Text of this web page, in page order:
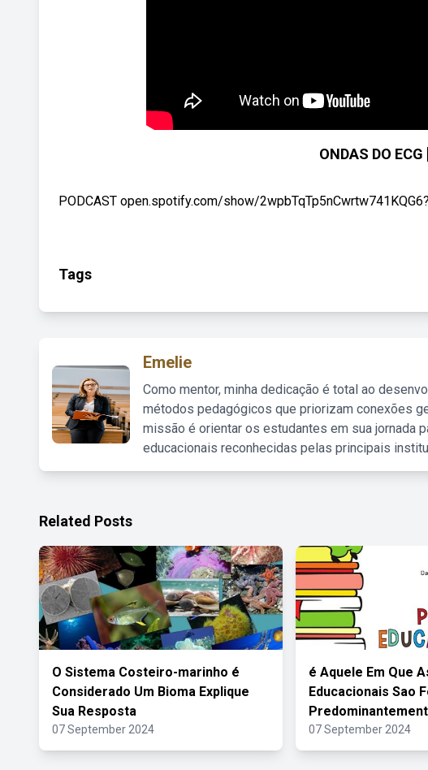
ONDAS DO
PODCAST open.spotify.com/show/
Tags
Emelie
Como mentor, minha dedicação é total ao
métodos pedagógicos que priorizam conexões
missão é orientar os estudantes em sua jornada
educacionais reconhecidas pelas principais
Related Posts
O Sistema Costeiro-marinho é
Considerado Um Bioma Explique
Sua Resposta
07 September 2024
é Aquele Em Que
Educacionais Sao
07 September 2024